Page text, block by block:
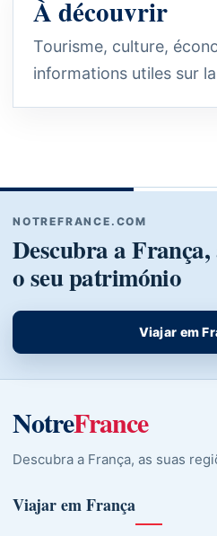
À découvrir
Tourisme, culture,
informations utiles sur
NOTREFRANCE.COM
Descubra a França,
o seu património
Viajar em
NotreFrance
Descubra a França, as suas
Viajar em França